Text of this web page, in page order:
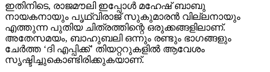
ഇതിനിടെ, രാജമൗലി ഇപ്പോള്‍ മഹേഷ് ബാബു
നായകനായും പൃഥ്വിരാജ് സുകുമാരന്‍ വില്ലനായും
എത്തുന്ന പുതിയ ചിത്രത്തിന്റെ ഒരുക്കങ്ങളിലാണ്.
അതേസമയം, ബാഹുബലി ഒന്നും രണ്ടും ഭാഗങ്ങളും
ചേര്‍ത്ത ‘ദി എപ്പിക്ക്’ തിയറ്ററുകളില്‍ ആവേശം
സൃഷ്ടിച്ചുകൊണ്ടിരിക്കുകയാണ്.